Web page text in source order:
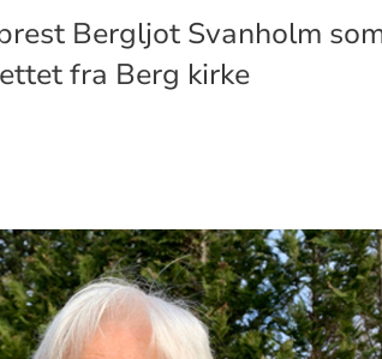
Bergljot Svanholm
fra Berg kirke